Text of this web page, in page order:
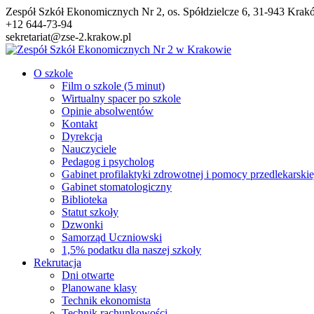
Przejdź
do
treści
Zespół Szkół Ekonomicznych Nr 2, os. Spółdzielcze 6, 31-943
+12 644-73-94
sekretariat@zse-2.krakow.pl
O szkole
Film o szkole (5 minut)
Wirtualny spacer po szkole
Opinie absolwentów
Kontakt
Dyrekcja
Nauczyciele
Pedagog i psycholog
Gabinet profilaktyki zdrowotnej i pomocy
Gabinet stomatologiczny
Biblioteka
Statut szkoły
Dzwonki
Samorząd Uczniowski
1,5% podatku dla naszej szkoły
Rekrutacja
Dni otwarte
Planowane klasy
Technik ekonomista